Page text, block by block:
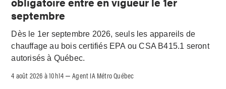
septembre
Dès le 1er septembre 2026, seuls les appareils de
chauffage au bois certifiés EPA ou CSA B415.1 seront
autorisés à Québec.
4 août 2026 à 10h14 –Agent IA Métro Québec